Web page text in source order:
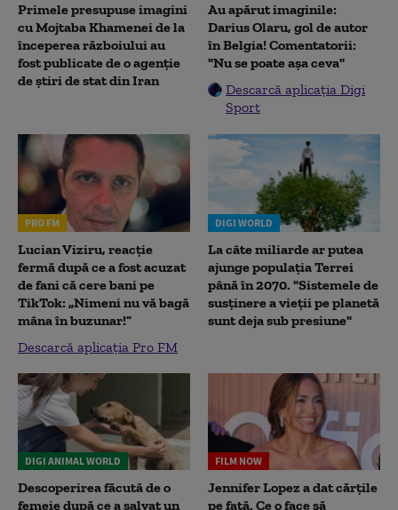
Primele presupuse imagini
cu Mojtaba Khamenei de la
începerea războiului au
fost publicate de o agenție
de știri de stat din Iran
Au apărut imaginile:
Darius Olaru, gol de autor
în Belgia! Comentatorii:
"Nu se poate așa ceva"
Descarcă aplicația Digi
Sport
PRO FM
Lucian Viziru, reacție
fermă după ce a fost acuzat
de fani că cere bani pe
TikTok: „Nimeni nu vă bagă
mâna în buzunar!”
Descarcă aplicația Pro FM
DIGI WORLD
La câte miliarde ar putea
ajunge populația Terrei
până în 2070. "Sistemele de
susținere a vieții pe planetă
sunt deja sub presiune"
DIGI ANIMAL WORLD
Descoperirea făcută de o
femeie după ce a salvat un
FILM NOW
Jennifer Lopez a dat cărțile
pe față. Ce o face să